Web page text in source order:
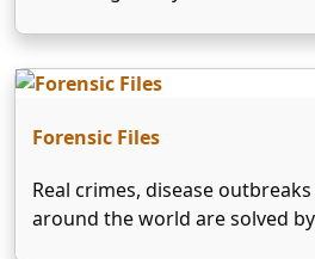
her husband, who was a
company and raised her …
Forensic Files
Real crimes, disease
around the world are solved